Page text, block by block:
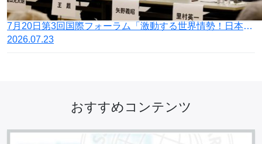
7月20日第3回国際フォーラム「激動する世界情勢！日本の針路を問う」開催
2026.07.23
おすすめコンテンツ